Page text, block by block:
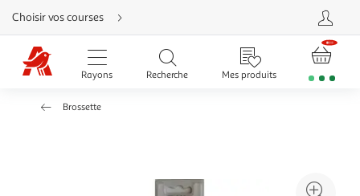
Aller
directement
au
contenu
Aller
directement
Aller
Choisir vos courses
Rayons Recherche Mes produits
Brossette